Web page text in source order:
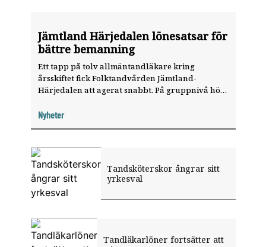
Jämtland Härjedalen lönesatsar för
bättre bemanning
Ett tapp på tolv allmäntandläkare kring
årsskiftet fick Folktandvården Jämtland-
Härjedalen att agerat snabbt. På gruppnivå höjs
ambition att ”klättra” till mittskiktet lönemässigt
Nyheter
Tandsköterskor ångrar sitt
yrkesval
Tandläkarlöner fortsätter att